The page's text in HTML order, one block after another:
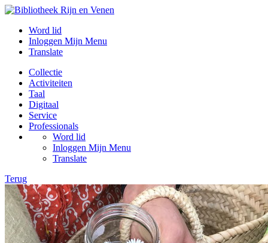
Word lid
Inloggen Mijn Menu
Translate
Collectie
Activiteiten
Taal
Digitaal
Service
Professionals
Word lid
Inloggen Mijn Menu
Translate
Terug